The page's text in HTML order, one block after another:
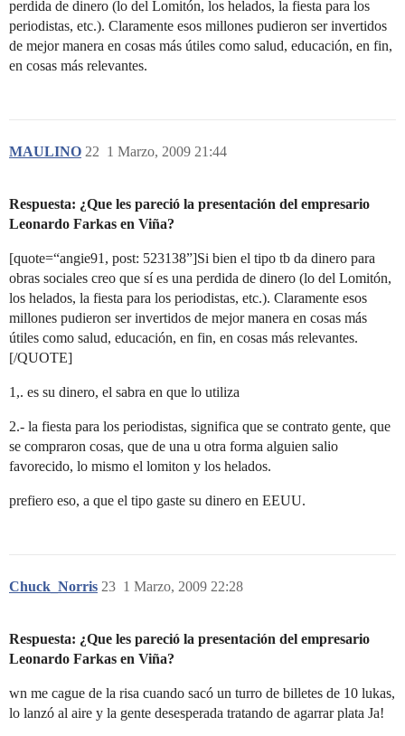
perdida de dinero (lo del Lomitón, los helados, la fiesta para los
periodistas, etc.). Claramente esos millones pudieron ser invertidos
de mejor manera en cosas más útiles como salud, educación, en fin,
en cosas más relevantes.
MAULINO 1 Marzo, 2009 21:44
22
Respuesta: ¿Que les pareció la presentación del empresario
Leonardo Farkas en Viña?
[quote=“angie91, post: 523138”]Si bien el tipo tb da dinero para
obras sociales creo que sí es una perdida de dinero (lo del Lomitón,
los helados, la fiesta para los periodistas, etc.). Claramente esos
millones pudieron ser invertidos de mejor manera en cosas más
útiles como salud, educación, en fin, en cosas más relevantes.
[/QUOTE]
1,. es su dinero, el sabra en que lo utiliza
2.- la fiesta para los periodistas, significa que se contrato gente, que
se compraron cosas, que de una u otra forma alguien salio
favorecido, lo mismo el lomiton y los helados.
prefiero eso, a que el tipo gaste su dinero en EEUU.
Chuck_Norris 1 Marzo, 2009 22:28
23
Respuesta: ¿Que les pareció la presentación del empresario
Leonardo Farkas en Viña?
wn me cague de la risa cuando sacó un turro de billetes de 10 lukas,
lo lanzó al aire y la gente desesperada tratando de agarrar plata Ja!